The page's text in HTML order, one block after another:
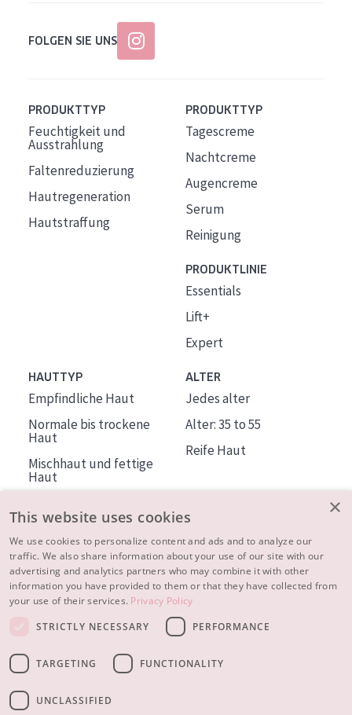
FOLGEN SIE UNS
PRODUKTTYP
Feuchtigkeit und
Ausstrahlung
Faltenreduzierung
Hautregeneration
Hautstraffung
PRODUKTTYP
Tagescreme
Nachtcreme
Augencreme
Serum
Reinigung
PRODUKTLINIE
Essentials
Lift+
Expert
HAUTTYP
Empfindliche Haut
Normale bis trockene
Haut
Mischhaut und fettige
Haut
Haut
ALTER
Jedes alter
Alter: 35 to 55
Reife Haut
ÜBER DIADERMINE
Mehr über uns
Inspiration
×
This website uses cookies
We use cookies to personalize content and ads and to analyze our
traffic. We also share information about your use of our site with our
advertising and analytics partners who may combine it with other
information you have provided to them or that they have collected from
your use of their services. Privacy Policy
STRICTLY NECESSARY
PERFORMANCE
TARGETING FUNCTIONALITY
UNCLASSIFIED